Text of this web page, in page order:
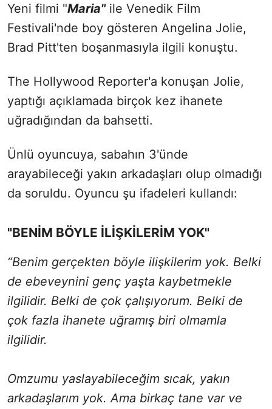
Yeni filmi "Maria"ile Venedik Film
Festivali'nde boy gösteren Angelina Jolie,
Brad Pitt'ten boşanmasıyla ilgili konuştu.
The Hollywood Reporter'a konuşan Jolie,
yaptığı açıklamada birçok kez ihanete
uğradığından da bahsetti.
Ünlü oyuncuya, sabahın 3'ünde
arayabileceği yakın arkadaşları olup olmadığı
da soruldu. Oyuncu şu ifadeleri kullandı:
"BENİM BÖYLE İLİŞKİLERİM YOK"
“Benim gerçekten böyle ilişkilerim yok. Belki
de ebeveynini genç yaşta kaybetmekle
ilgilidir. Belki de çok çalışıyorum. Belki de
çok fazla ihanete uğramış biri olmamla
ilgilidir.
Omzumu yaslayabileceğim sıcak, yakın
arkadaşlarım yok. Ama birkaç tane var ve